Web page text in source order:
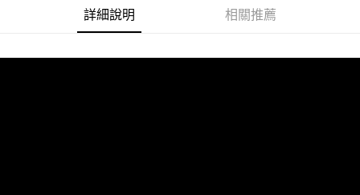
全家付款取貨
每筆NT$60，滿NT$299(含以上)免運費
詳細說明 相關推薦